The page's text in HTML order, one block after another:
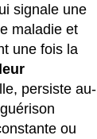
signale une
maladie et
une fois la
persiste au-
ou